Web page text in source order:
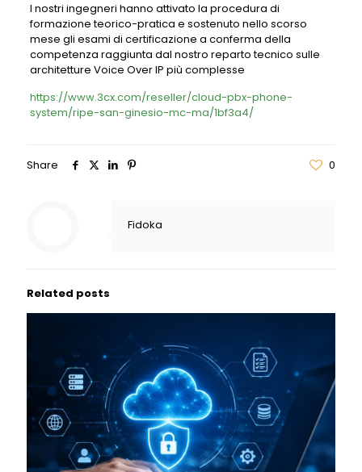
I nostri ingegneri hanno attivato la procedura di
formazione teorico-pratica e sostenuto nello scorso
mese gli esami di certificazione a conferma della
competenza raggiunta dal nostro reparto tecnico sulle
architetture Voice Over IP più complesse
https://www.3cx.com/reseller/cloud-pbx-phone-
system/ripe-san-ginesio-mc-ma/1bf3a4/
Share 0
Fidoka
Related posts